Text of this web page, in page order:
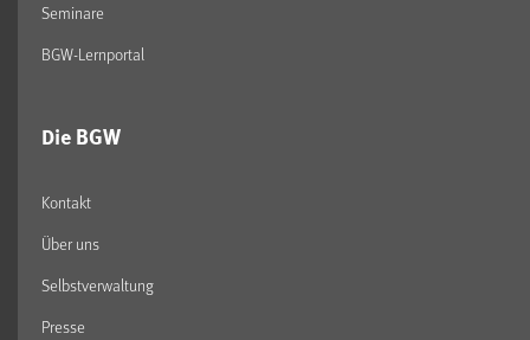
Seminare
BGW-Lernportal
Die BGW
Kontakt
Über uns
Selbstverwaltung
Presse